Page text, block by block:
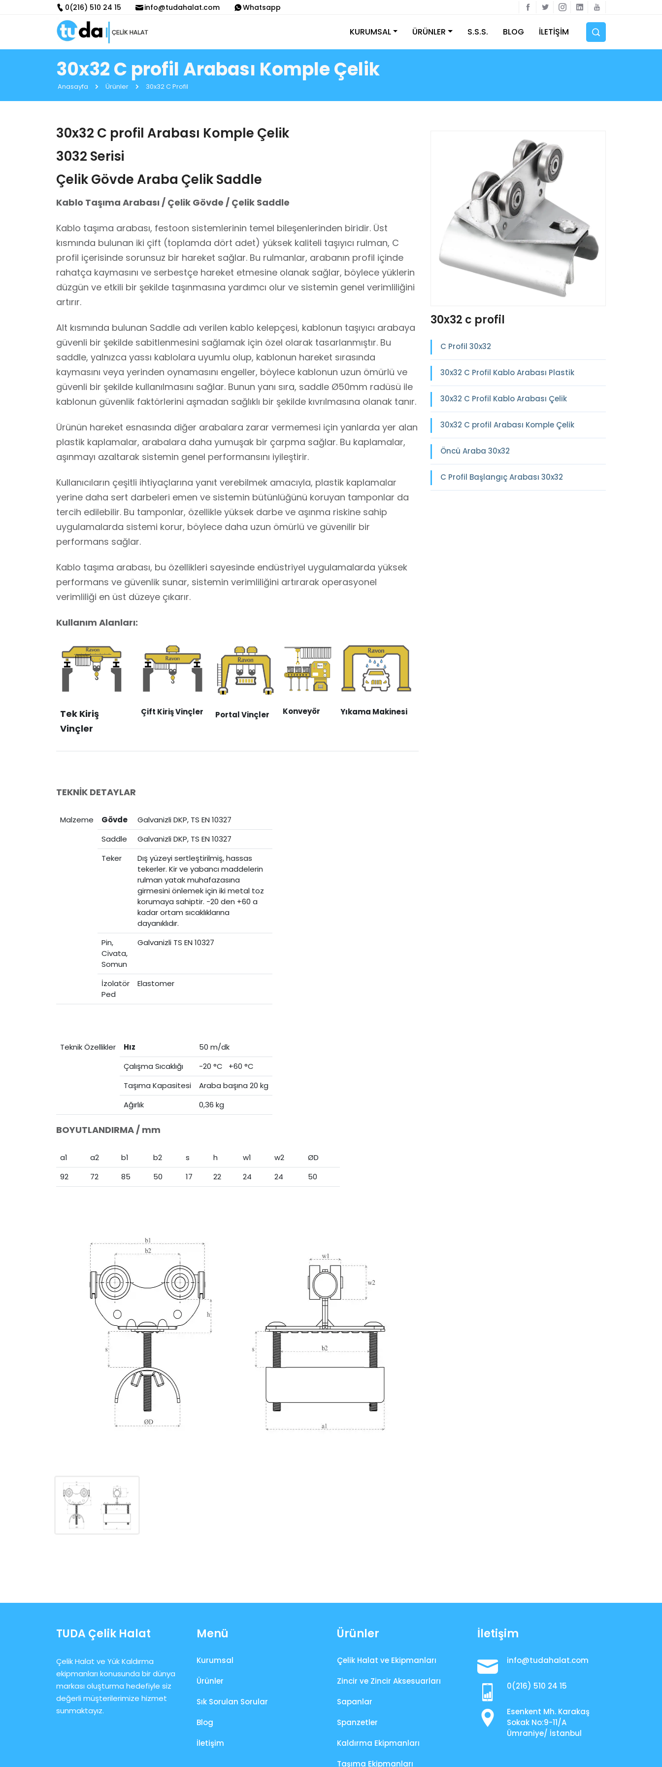
0(216) 510 24 15 info@tudahalat.com Whatsapp
KURUMSAL ÜRÜNLER S.S.S. BLOG İLETİŞİM
30x32 C profil Arabası Komple Çelik
Anasayfa Ürünler 30x32 C Profil
30x32 C profil Arabası Komple Çelik
3032 Serisi
Çelik Gövde Araba Çelik Saddle
Kablo Taşıma Arabası / Çelik Gövde / Çelik Saddle
Kablo taşıma arabası, festoon sistemlerinin temel bileşenlerinden biridir. Üst
kısmında bulunan iki çift (toplamda dört adet) yüksek kaliteli taşıyıcı rulman, C
profil içerisinde sorunsuz bir hareket sağlar. Bu rulmanlar, arabanın profil içinde
rahatça kaymasını ve serbestçe hareket etmesine olanak sağlar, böylece yüklerin
düzgün ve etkili bir şekilde taşınmasına yardımcı olur ve sistemin genel verimliliğini
artırır.
Alt kısmında bulunan Saddle adı verilen kablo kelepçesi, kablonun taşıyıcı arabaya
güvenli bir şekilde sabitlenmesini sağlamak için özel olarak tasarlanmıştır. Bu
saddle, yalnızca yassı kablolara uyumlu olup, kablonun hareket sırasında
kaymasını veya yerinden oynamasını engeller, böylece kablonun uzun ömürlü ve
güvenli bir şekilde kullanılmasını sağlar. Bunun yanı sıra, saddle Ø50mm radüsü ile
kablonun güvenlik faktörlerini aşmadan sağlıklı bir şekilde kıvrılmasına olanak tanır.
Ürünün hareket esnasında diğer arabalara zarar vermemesi için yanlarda yer alan
plastik kaplamalar, arabalara daha yumuşak bir çarpma sağlar. Bu kaplamalar,
aşınmayı azaltarak sistemin genel performansını iyileştirir.
Kullanıcıların çeşitli ihtiyaçlarına yanıt verebilmek amacıyla, plastik kaplamalar
yerine daha sert darbeleri emen ve sistemin bütünlüğünü koruyan tamponlar da
tercih edilebilir. Bu tamponlar, özellikle yüksek darbe ve aşınma riskine sahip
uygulamalarda sistemi korur, böylece daha uzun ömürlü ve güvenilir bir
performans sağlar.
Kablo taşıma arabası, bu özellikleri sayesinde endüstriyel uygulamalarda yüksek
performans ve güvenlik sunar, sistemin verimliliğini artırarak operasyonel
verimliliği en üst düzeye çıkarır.
Kullanım Alanları:
Tek Kiriş
Vinçler
Çift Kiriş Vinçler Portal Vinçler Konveyör Yıkama Makinesi
TEKNİK DETAYLAR
Malzeme Gövde
Galvanizli DKP, TS EN 10327
Saddle
Galvanizli DKP, TS EN 10327
Teker
Dış yüzeyi sertleştirilmiş, hassas
tekerler. Kir ve yabancı maddelerin
rulman yatak muhafazasına
girmesini önlemek için iki metal toz
korumaya sahiptir. -20 den +60 a
kadar ortam sıcaklıklarına
dayanıklıdır.
Pin,
Civata,
Somun
Galvanizli TS EN 10327
İzolatör
Ped
Elastomer
Teknik Özellikler Hız
50 m/dk
Çalışma Sıcaklığı
-20 °C +60 °C
Taşıma Kapasitesi
Araba başına 20 kg
Ağırlık
0,36 kg
BOYUTLANDIRMA / mm
a1 a2 b1 b2 s h w1 w2
ØD
92
72 85 50 17 22 24 24 50
30x32 c profil
C Profil 30x32
30x32 C Profil Kablo Arabası Plastik
30x32 C Profil Kablo Arabası Çelik
30x32 C profil Arabası Komple Çelik
Öncü Araba 30x32
C Profil Başlangıç Arabası 30x32
TUDA Çelik Halat
Çelik Halat ve Yük Kaldırma
ekipmanları konusunda bir dünya
markası oluşturma hedefiyle siz
değerli müşterilerimize hizmet
sunmaktayız.
Menü
Kurumsal
Ürünler
Sık Sorulan Sorular
Blog
İletişim
Ürünler
Çelik Halat ve Ekipmanları
Zincir ve Zincir Aksesuarları
Sapanlar
Spanzetler
Kaldırma Ekipmanları
Taşıma Ekipmanları
İletişim
info@tudahalat.com
0(216) 510 24 15
Esenkent Mh. Karakaş
Sokak No:9-11/A
Ümraniye/ İstanbul